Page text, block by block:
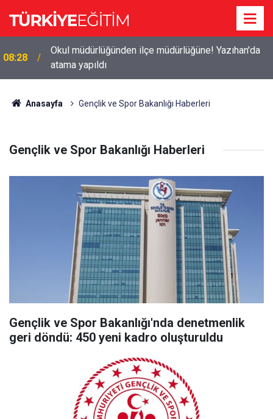
08:08
8 yılda 29 kat arttı! Vakıf üniversitesi ücretleri
servete döndü
Anasayfa Gençlik ve Spor Bakanlığı Haberleri
Gençlik ve Spor Bakanlığı Haberleri
Gençlik ve Spor Bakanlığı'nda denetmenlik
geri döndü: 450 yeni kadro oluşturuldu